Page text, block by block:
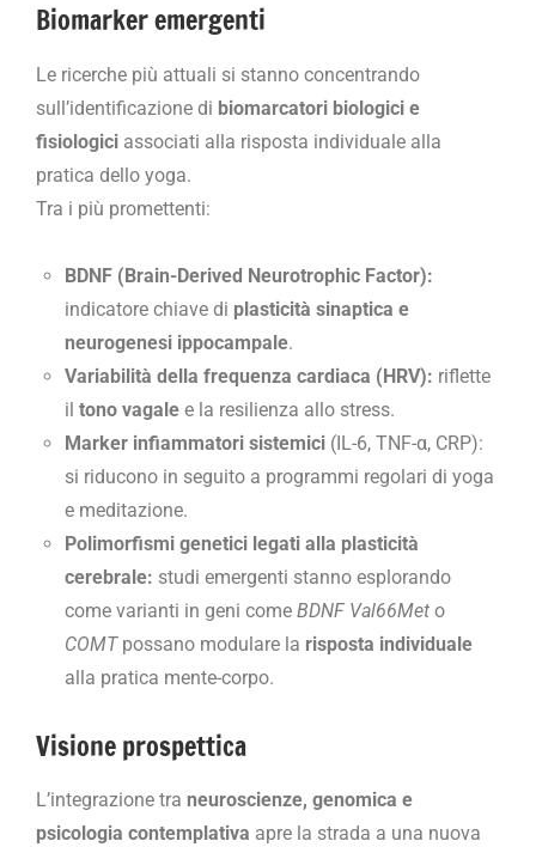
Biomarker emergenti
Le ricerche più attuali si stanno concentrando
sull’identificazione di biomarcatori biologici e
fisiologici associati alla risposta individuale alla
pratica dello yoga.
Tra i più promettenti:
BDNF (Brain-Derived Neurotrophic Factor):
indicatore chiave di plasticità sinaptica e
neurogenesi ippocampale.
Variabilità della frequenza cardiaca (HRV): riflette
il tono vagale e la resilienza allo stress.
Marker infiammatori sistemici (IL-6, TNF-α, CRP):
si riducono in seguito a programmi regolari di yoga
e meditazione.
Polimorfismi genetici legati alla plasticità
cerebrale: studi emergenti stanno esplorando
come varianti in geni come BDNF Val66Met o
COMTpossano modulare la risposta individuale
alla pratica mente-corpo.
Visione prospettica
L’integrazione tra neuroscienze, genomica e
psicologia contemplativa apre la strada a una nuova